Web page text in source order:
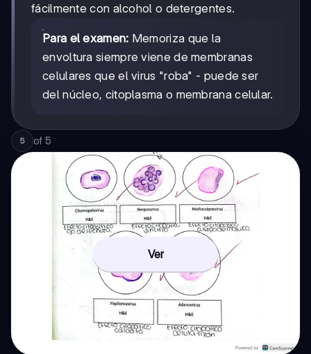
fácilmente con alcohol o detergentes.
Para el examen: Memoriza que la
envoltura siempre viene de membranas
celulares que el virus "roba" - puede ser
del núcleo, citoplasma o membrana celular.
5 of 5
Ver